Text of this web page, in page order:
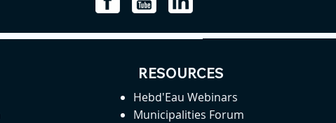
RESOURCES
Hebd'Eau Webinars
Municipalities Forum